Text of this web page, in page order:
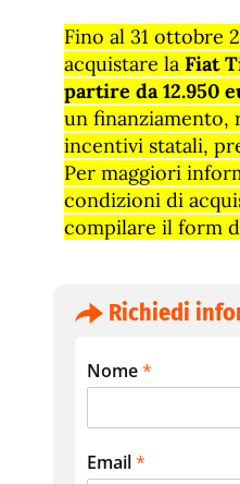
Fino al 31 ottobre
acquistare la Fiat
partire da 12.950
un finanziamento,
incentivi statali,
Per maggiori
condizioni di
compilare il form
Richiedi
Nome*
Email*